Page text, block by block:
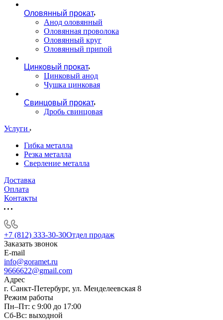
Оловянный прокат
Анод оловянный
Оловянная проволока
Оловянный круг
Оловянный припой
Цинковый прокат
Цинковый анод
Чушка цинковая
Свинцовый прокат
Дробь свинцовая
Услуги
Гибка металла
Резка металла
Сверление металла
Доставка
Оплата
Контакты
+7 (812) 333-30-30Отдел продаж
Заказать звонок
E-mail
info@goramet.ru
9666622@gmail.com
Адрес
г. Санкт-Петербург, ул. Менделеевская 8
Режим работы
Пн–Пт: с 9:00 до 17:00
Сб-Вс: выходной